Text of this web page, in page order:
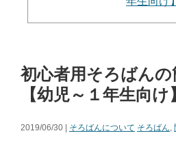
初心者用そろばんの
【幼児～１年生向け】
2019/06/30 | そろばんについて そろばん,